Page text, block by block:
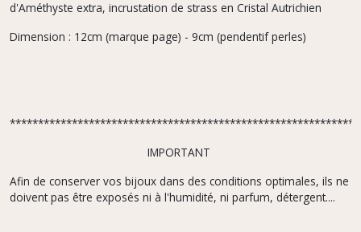
d'Améthyste extra, incrustation de strass en Cristal Autrichien
Dimension : 12cm (marque page) - 9cm (pendentif perles)
IMPORTANT
Afin de conserver vos bijoux dans des conditions optimales, ils ne
doivent pas être exposés ni à l'humidité, ni parfum, détergent....